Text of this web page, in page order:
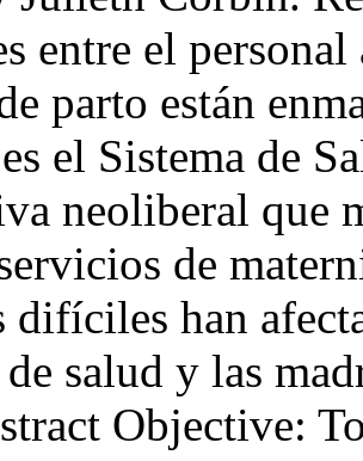
entre el
parto están
el Sistema de
neoliberal que
de
difíciles han
salud y las
Objective: